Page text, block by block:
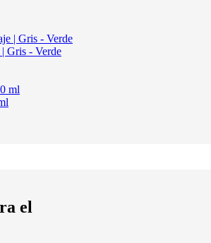
Gris - Verde
el